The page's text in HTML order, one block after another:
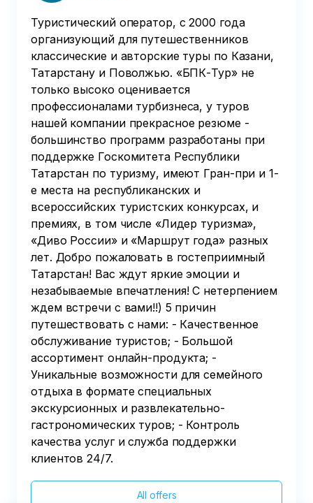
Туристический оператор, с 2000 года
организующий для путешественников
классические и авторские туры по Казани,
Татарстану и Поволжью. «БПК-Тур» не
только высоко оценивается
профессионалами турбизнеса, у туров
нашей компании прекрасное резюме -
большинство программ разработаны при
поддержке Госкомитета Республики
Татарстан по туризму, имеют Гран-при и 1-
е места на республиканских и
всероссийских туристских конкурсах, и
премиях, в том числе «Лидер туризма»,
«Диво России» и «Маршрут года» разных
лет. Добро пожаловать в гостеприимный
Татарстан! Вас ждут яркие эмоции и
незабываемые впечатления! С нетерпением
ждем встречи с вами!!) 5 причин
путешествовать с нами: - Качественное
обслуживание туристов; - Большой
ассортимент онлайн-продукта; -
Уникальные возможности для семейного
отдыха в формате специальных
экскурсионных и развлекательно-
гастрономических туров; - Контроль
качества услуг и служба поддержки
клиентов 24/7.
All offers